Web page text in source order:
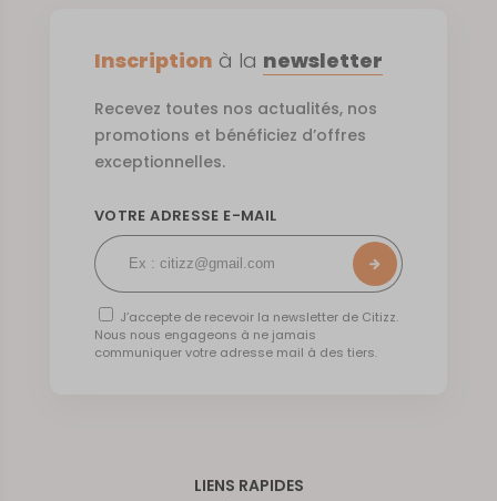
LIENS RAPIDES
Inscription à la newsletter
Recevez toutes nos actualités, nos
promotions et bénéficiez d’offres
exceptionnelles.
VOTRE ADRESSE E-MAIL
J’accepte de recevoir la newsletter de Citizz.
Nous nous engageons à ne jamais
communiquer votre adresse mail à des tiers.